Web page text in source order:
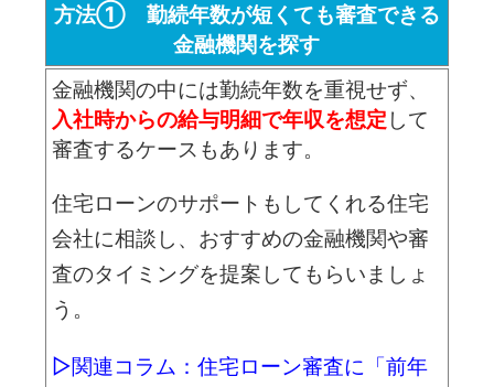
方法① 勤続年数が短くても審査できる
金融機関を探す
金融機関の中には勤続年数を重視せず、
入社時からの給与明細で年収を想定 して
審査するケースもあります。
住宅ローンのサポートもしてくれる住宅
会社に相談し、おすすめの金融機関や審
査のタイミングを提案してもらいましょ
う。
▷関連コラム：住宅ローン審査に「前年